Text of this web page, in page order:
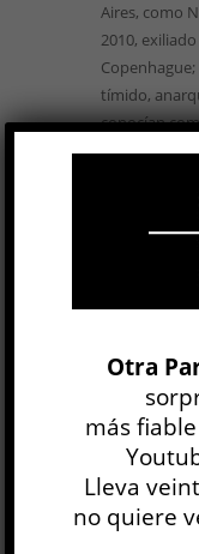
Aires, como
2010,
tímido,
conocían
Gustavo
LITERATURA
Amir Hamed
7 JUL, 2016
Por remitir,
supuestos
Otra
más
Lleva
no quiere